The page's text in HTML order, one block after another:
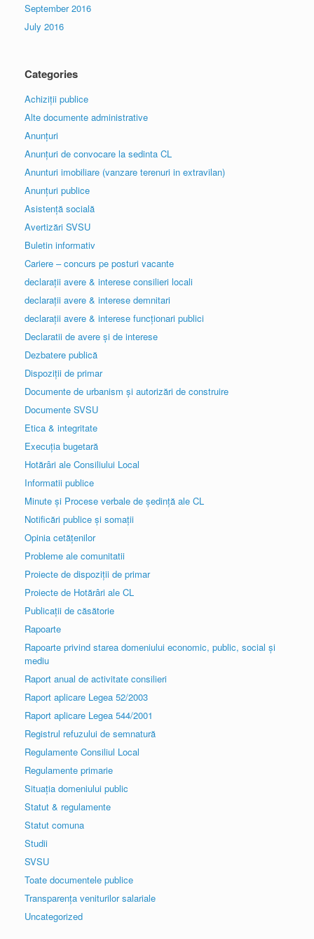
September 2016
July 2016
Categories
Achiziții publice
Alte documente administrative
Anunțuri
Anunțuri de convocare la sedinta CL
Anunturi imobiliare (vanzare terenuri in extravilan)
Anunțuri publice
Asistență socială
Avertizări SVSU
Buletin informativ
Cariere – concurs pe posturi vacante
declarații avere & interese consilieri locali
declarații avere & interese demnitari
declarații avere & interese funcționari publici
Declaratii de avere și de interese
Dezbatere publică
Dispoziții de primar
Documente de urbanism și autorizări de construire
Documente SVSU
Etica & integritate
Execuția bugetară
Hotărâri ale Consiliului Local
Informatii publice
Minute și Procese verbale de ședință ale CL
Notificări publice și somații
Opinia cetățenilor
Probleme ale comunitatii
Proiecte de dispoziții de primar
Proiecte de Hotărâri ale CL
Publicații de căsătorie
Rapoarte
Rapoarte privind starea domeniului economic, public, social și
mediu
Raport anual de activitate consilieri
Raport aplicare Legea 52/2003
Raport aplicare Legea 544/2001
Registrul refuzului de semnatură
Regulamente Consiliul Local
Regulamente primarie
Situația domeniului public
Statut & regulamente
Statut comuna
Studii
SVSU
Toate documentele publice
Transparența veniturilor salariale
Uncategorized